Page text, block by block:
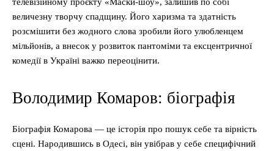
величезну творчу спадщину. Його харизма та здатність
розсмішити без жодного слова зробили його улюбленцем
мільйонів, а внесок у розвиток пантоміми та ексцентричної
комедії в Україні важко переоцінити.
Володимир Комаров: біографія
Біографія Комарова — це історія про пошук себе та вірність
сцені. Народившись в Одесі, він увібрав у себе специфічний